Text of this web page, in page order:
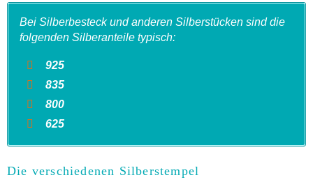
Bei Silberbesteck und anderen Silberstücken sind die
folgenden Silberanteile typisch:
925
835
800
625
Die verschiedenen Silberstempel